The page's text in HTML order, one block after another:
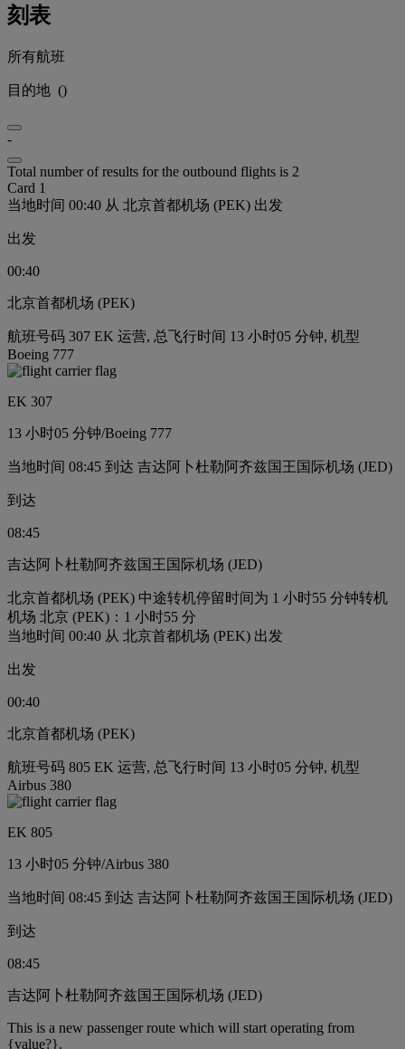
刻表
所有航班
目的地 ()
-
Total number of results for the outbound flights is 2
Card 1
当地时间 00:40 从 北京首都机场 (PEK) 出发
出发
00:40
北京首都机场 (PEK)
航班号码 307 EK 运营, 总飞行时间 13 小时05 分钟, 机型
Boeing 777
EK 307
13 小时05 分钟/Boeing 777
当地时间 08:45 到达 吉达阿卜杜勒阿齐兹国王国际机场 (JED)
到达
08:45
吉达阿卜杜勒阿齐兹国王国际机场 (JED)
北京首都机场 (PEK) 中途转机停留时间为 1 小时55 分钟转机
机场 北京 (PEK)：1 小时55 分
当地时间 00:40 从 北京首都机场 (PEK) 出发
出发
00:40
北京首都机场 (PEK)
航班号码 805 EK 运营, 总飞行时间 13 小时05 分钟, 机型
Airbus 380
EK 805
13 小时05 分钟/Airbus 380
当地时间 08:45 到达 吉达阿卜杜勒阿齐兹国王国际机场 (JED)
到达
08:45
吉达阿卜杜勒阿齐兹国王国际机场 (JED)
This is a new passenger route which will start operating from
{value?}.